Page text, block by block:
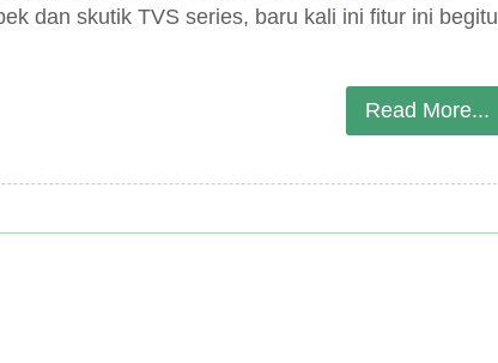
dan skutik TVS series, baru kali ini fitur ini begitu
Read More...